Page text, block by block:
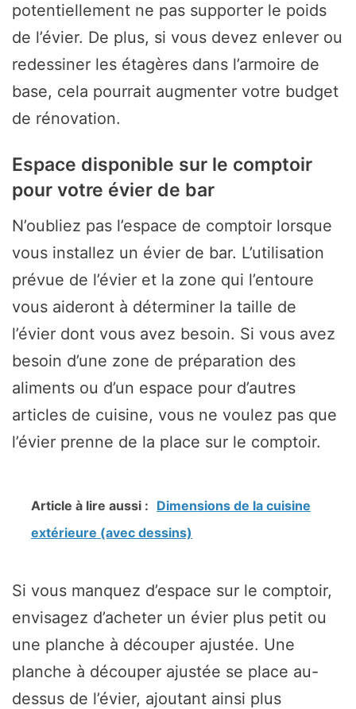
potentiellement ne pas supporter le poids
de l’évier. De plus, si vous devez enlever ou
redessiner les étagères dans l’armoire de
base, cela pourrait augmenter votre budget
de rénovation.
Espace disponible sur le comptoir
pour votre évier de bar
N’oubliez pas l’espace de comptoir lorsque
vous installez un évier de bar. L’utilisation
prévue de l’évier et la zone qui l’entoure
vous aideront à déterminer la taille de
l’évier dont vous avez besoin. Si vous avez
besoin d’une zone de préparation des
aliments ou d’un espace pour d’autres
articles de cuisine, vous ne voulez pas que
l’évier prenne de la place sur le comptoir.
Article à lire aussi : Dimensions de la cuisine
extérieure (avec dessins)
Si vous manquez d’espace sur le comptoir,
envisagez d’acheter un évier plus petit ou
une planche à découper ajustée. Une
planche à découper ajustée se place au-
dessus de l’évier, ajoutant ainsi plus